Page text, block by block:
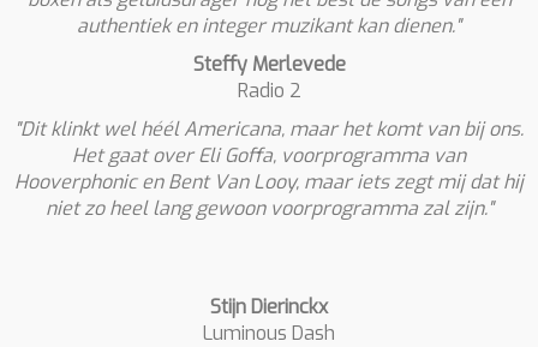
authentiek en integer muzikant kan dienen."
Steffy Merlevede
Radio 2
"Dit klinkt wel héél Americana, maar het komt van bij ons.
Het gaat over Eli Goffa, voorprogramma van
Hooverphonic en Bent Van Looy, maar iets zegt mij dat hij
niet zo heel lang gewoon voorprogramma zal zijn."
Stijn Dierinckx
Luminous Dash